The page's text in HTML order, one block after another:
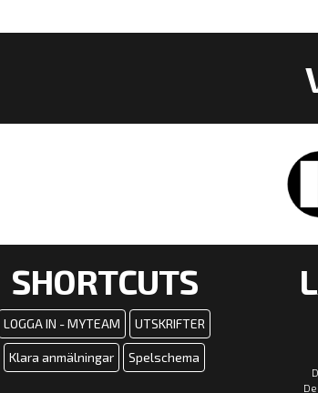
SHORTCUTS
LOGGA IN - MYTEAM UTSKRIFTER
Klara anmälningar Spelschema